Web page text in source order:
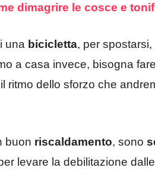
dimagrire le cosce e
una bicicletta, per
a casa invece, bisogna
ritmo dello sforzo che
buon riscaldamento, sono
levare la debilitazione